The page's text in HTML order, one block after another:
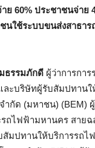
าย 60% ประชาชนจ่าย
ชนใช้ระบบขนส่งสาธ
ธรรมภักดี ผู้ว่าการกา
ละบริษัทผู้รับสัมปทาน
ำกัด (มหาชน) (BEM)
รถไฟฟ้ามหานคร สาย
สัมปทานให้บริการรถ